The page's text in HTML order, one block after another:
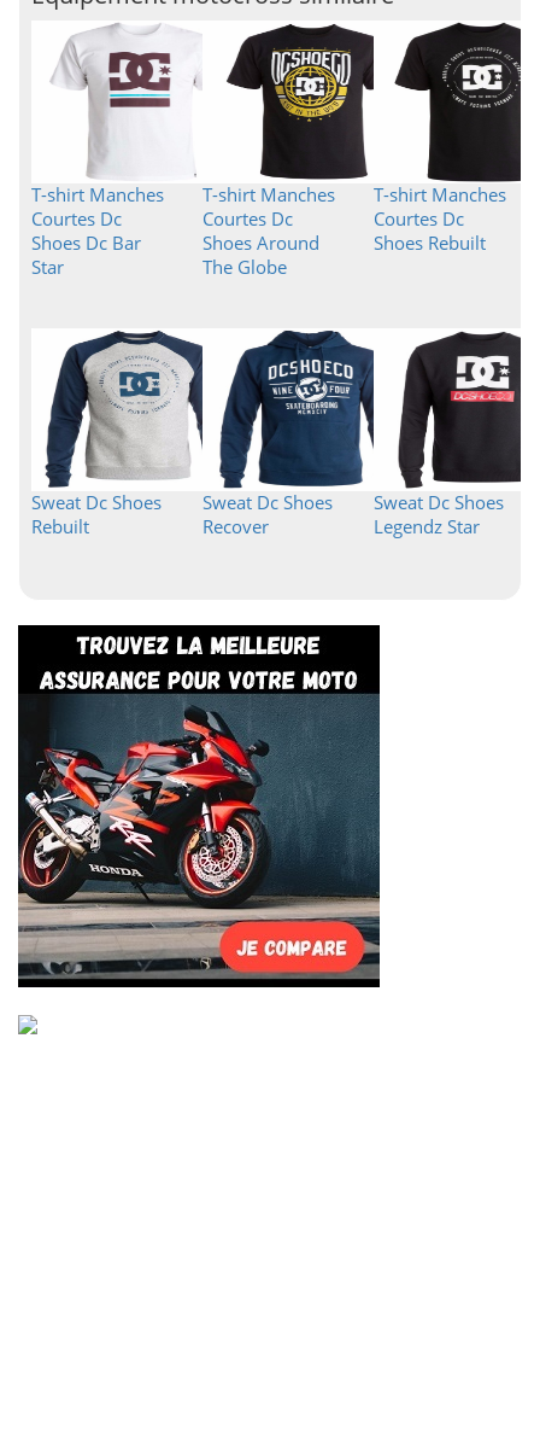
T-shirt Manches
Courtes Dc
Shoes Dc Bar
Star
T-shirt Manches
Courtes Dc
Shoes Around
The Globe
T-shirt Manches
Courtes Dc
Shoes Rebuilt
Sweat Dc Shoes
Rebuilt
Sweat Dc Shoes
Recover
Sweat Dc Shoes
Legendz Star